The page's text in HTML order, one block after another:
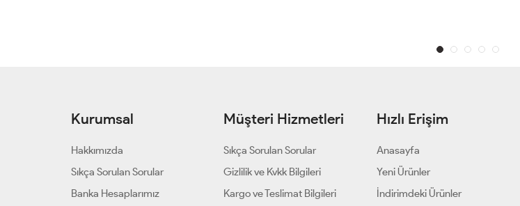
Kurumsal
Hakkımızda
Sıkça Sorulan Sorular
Banka Hesaplarımız
Müşteri Hizmetleri
Sıkça Sorulan Sorular
Gizlilik ve Kvkk Bilgileri
Kargo ve Teslimat Bilgileri
Hızlı Erişim
Anasayfa
Yeni Ürünler
İndirimdeki Ürünler